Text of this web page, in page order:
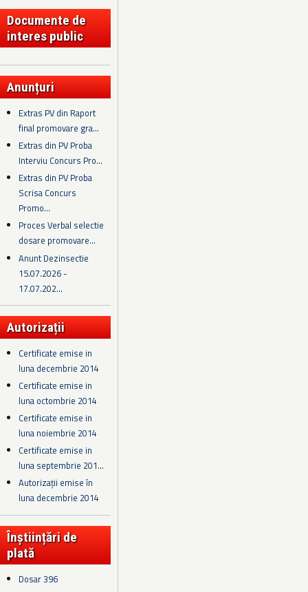
Documente de
interes public
Anunțuri
Extras PV din Raport
final promovare gra...
Extras din PV Proba
Interviu Concurs Pro...
Extras din PV Proba
Scrisa Concurs
Promo...
Proces Verbal selectie
dosare promovare...
Anunt Dezinsectie
15.07.2026 -
17.07.202...
Autorizații
Certificate emise in
luna decembrie 2014
Certificate emise in
luna octombrie 2014
Certificate emise in
luna noiembrie 2014
Certificate emise in
luna septembrie 201...
Autorizații emise în
luna decembrie 2014
Înștiințări de
plată
Dosar 396